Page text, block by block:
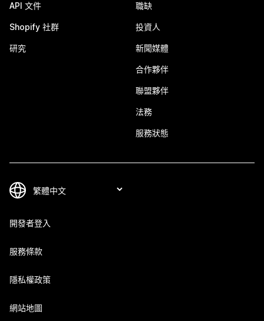
API 文件
Shopify 社群
研究
職缺
投資人
新聞媒體
合作夥伴
聯盟夥伴
法務
服務狀態
開發者登入
服務條款
隱私權政策
網站地圖